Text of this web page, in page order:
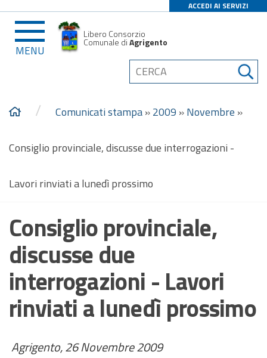
ACCEDI AI SERVIZI
MENU
Libero Consorzio
Comunale diAgrigento
/ Comunicati stampa»2009 »Novembre »
Consiglio provinciale, discusse due interrogazioni -
Lavori rinviati a lunedì prossimo
Consiglio provinciale,
discusse due
interrogazioni - Lavori
rinviati a lunedì prossimo
Agrigento, 26 Novembre 2009